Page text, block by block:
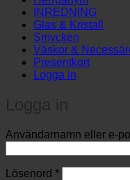
INREDNING
Glas & Kristall
Smycken
Väskor &
Presentkort
Logga in
Användarnamn eller e-
Lösenord *Obligatoriskt